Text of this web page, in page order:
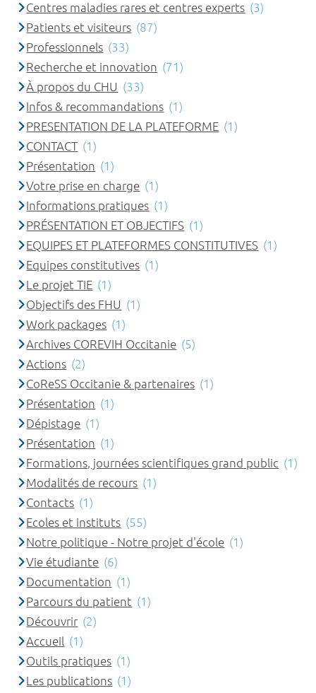
Centres maladies rares et centres experts (3)
Patients et visiteurs (87)
Professionnels (33)
Recherche et innovation (71)
À propos du CHU (33)
Infos & recommandations (1)
PRESENTATION DE LA PLATEFORME (1)
CONTACT (1)
Présentation (1)
Votre prise en charge (1)
Informations pratiques (1)
PRÉSENTATION ET OBJECTIFS (1)
EQUIPES ET PLATEFORMES CONSTITUTIVES (1)
Equipes constitutives (1)
Le projet TIE (1)
Objectifs des FHU (1)
Work packages (1)
Archives COREVIH Occitanie (5)
Actions (2)
CoReSS Occitanie & partenaires (1)
Présentation (1)
Dépistage (1)
Présentation (1)
Formations, journées scientifiques grand public (1)
Modalités de recours (1)
Contacts (1)
Ecoles et instituts (55)
Notre politique - Notre projet d'école (1)
Vie étudiante (6)
Documentation (1)
Parcours du patient (1)
Découvrir (2)
Accueil (1)
Outils pratiques (1)
Les publications (1)